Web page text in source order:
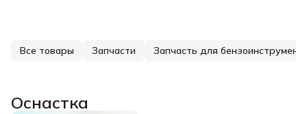
Все товары Запчасти Запчасть для
Оснастка